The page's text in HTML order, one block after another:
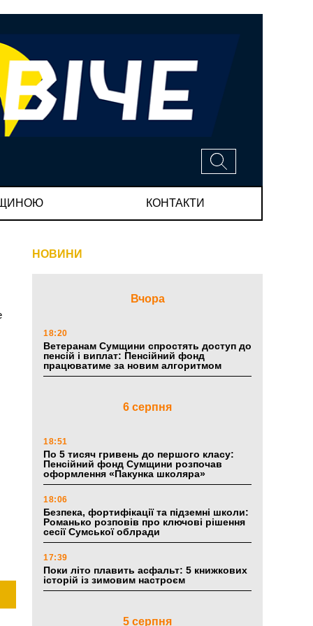
КОНТАКТИ
НОВИНИ
Вчора
18:20
Ветеранам Сумщини спростять доступ до
пенсій і виплат: Пенсійний фонд
працюватиме за новим алгоритмом
6 серпня
18:51
По 5 тисяч гривень до першого класу:
Пенсійний фонд Сумщини розпочав
оформлення «Пакунка школяра»
18:06
Безпека, фортифікації та підземні школи:
Романько розповів про ключові рішення
сесії Сумської облради
17:39
Поки літо плавить асфальт: 5 книжкових
історій із зимовим настроєм
5 серпня